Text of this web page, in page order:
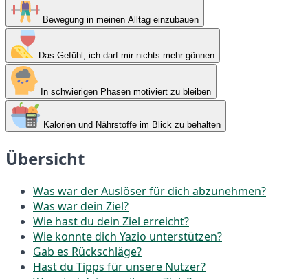
Bewegung in meinen Alltag einzubauen
Das Gefühl, ich darf mir nichts mehr gönnen
In schwierigen Phasen motiviert zu bleiben
Kalorien und Nährstoffe im Blick zu behalten
Übersicht
Was war der Auslöser für dich abzunehmen?
Was war dein Ziel?
Wie hast du dein Ziel erreicht?
Wie konnte dich Yazio unterstützen?
Gab es Rückschläge?
Hast du Tipps für unsere Nutzer?